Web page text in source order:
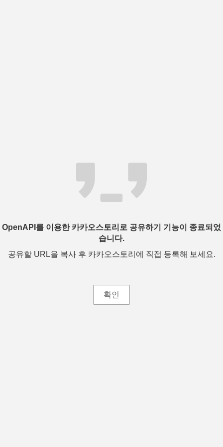
OpenAPI를 이용한 카카오스토리로 공유하기 기능이 종료되었
습니다.
공유할 URL을 복사 후 카카오스토리에 직접 등록해 보세요.
확인